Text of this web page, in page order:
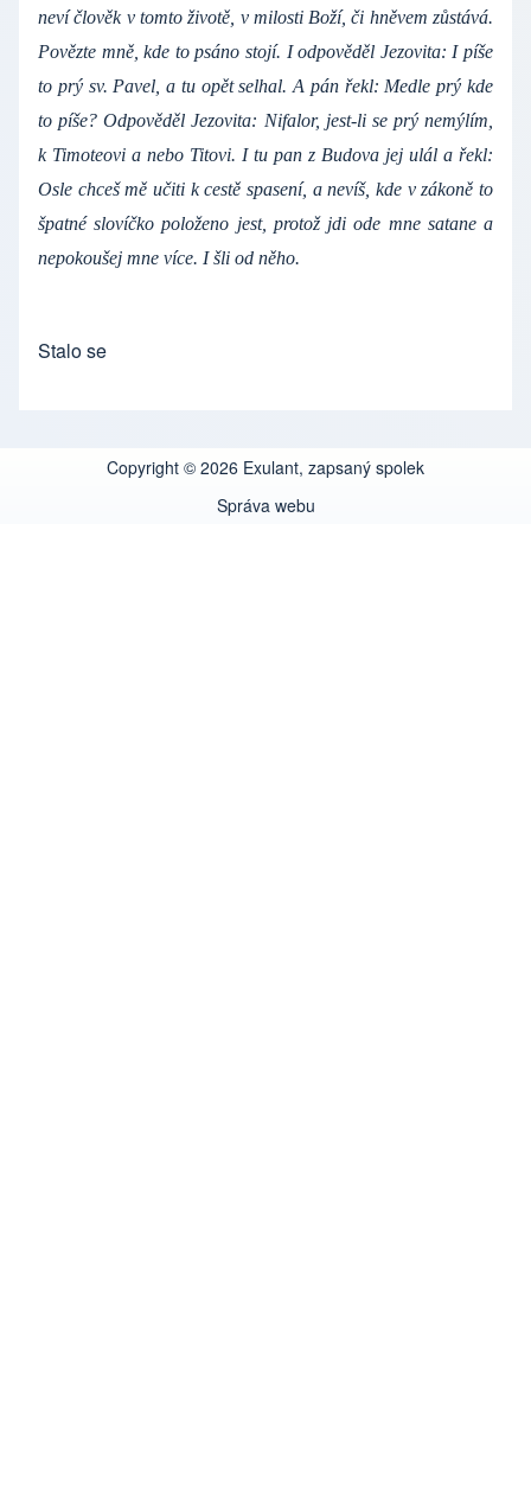
neví člověk v tomto životě, v milosti Boží, či hněvem zůstává.
Povězte mně, kde to psáno stojí. I odpověděl Jezovita: I píše
to prý sv. Pavel, a tu opět selhal. A pán řekl: Medle prý kde
to píše? Odpověděl Jezovita: Nifalor, jest-li se prý nemýlím,
k Timoteovi a nebo Titovi. I tu pan z Budova jej ulál a řekl:
Osle chceš mě učiti k cestě spasení, a nevíš, kde v zákoně to
špatné slovíčko položeno jest, protož jdi ode mne satane a
nepokoušej mne více. I šli od něho.
Stalo se
Copyright © 2026 Exulant, zapsaný spolek
Správa webu